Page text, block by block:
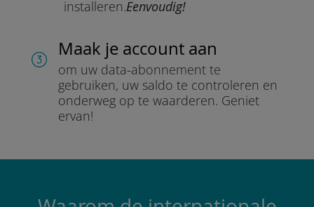
installeren.Eenvoudig!
Maak je account aan
om uw data-abonnement te
gebruiken, uw saldo te controleren en
onderweg op te waarderen. Geniet
ervan!